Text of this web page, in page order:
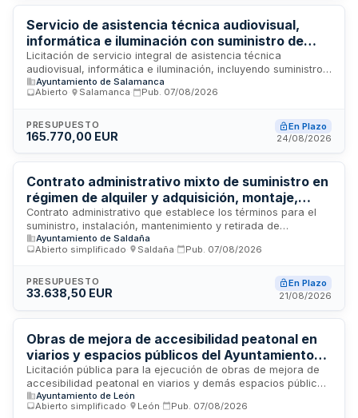
infraestructura decorativa navideña integral durante las
festividades de final de año.
Servicio de asistencia técnica audiovisual,
informática e iluminación con suministro de
equipos en alquiler para actos institucionales
del Ayuntamiento de Salamanca
Licitación de servicio integral de asistencia técnica
audiovisual, informática e iluminación, incluyendo suministro
en régimen de alquiler de equipos necesarios para la
realización de actos institucionales organizados por el
Salamanca. El contrato comprende personal técnico,
transporte, montaje, instalación de sistemas audiovisuales,
comunicación y asistencia técnica durante los eventos. La
ejecución abarcará todo el año según las necesidades
municipales, con disponibilidad para servicios urgentes sin
plazo establecido.
Ayuntamiento de Salamanca
Abierto
Salamanca Pub. 07/08/2026
PRESUPUESTO
165.770,00 EUR
En Plazo
24/08/2026
Contrato administrativo mixto de suministro en
régimen de alquiler y adquisición, montaje,
mantenimiento y desmontaje de iluminación
navideña - Ayuntamiento de Saldaña
Contrato administrativo que establece los términos para el
suministro, instalación, mantenimiento y retirada de
iluminación navideña en el municipio de Saldaña. El servicio
comprende tanto la adquisición en propiedad como el
mantenimiento durante el periodo navideño y posterior
desmontaje. El adjudicatario asume la responsabilidad
operaciones necesarias en vías públicas y dependencias
municipales.
Ayuntamiento de Saldaña
Abierto simplificado
Saldaña Pub. 07/08/2026
PRESUPUESTO
33.638,50 EUR
En Plazo
21/08/2026
Obras de mejora de accesibilidad peatonal en
viarios y espacios públicos del Ayuntamiento
de León
Licitación pública para la ejecución de obras de mejora de
accesibilidad peatonal en viarios y demás espacios públicos
del municipio de León. El Ayuntamiento de León, a través de
su Junta de Gobierno, promueve esta actuación para
Ayuntamiento de León
Abierto simplificado
León Pub. 07/08/2026